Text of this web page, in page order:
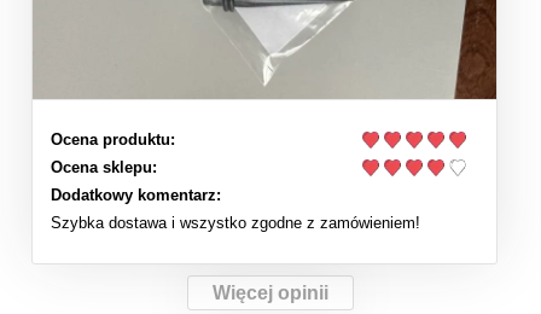
Ocena produktu:
Ocena sklepu:
Dodatkowy komentarz:
Szybka dostawa i wszystko zgodne z zamówieniem!
Więcej opinii